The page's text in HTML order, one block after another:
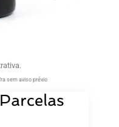
sem aviso prévio